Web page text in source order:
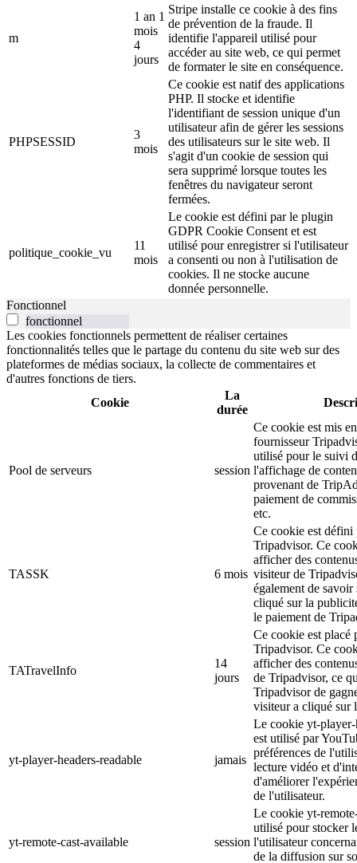
m
1 an 1
mois
4
jours
Stripe installe ce cookie à des fins
de prévention de la fraude. Il
identifie l'appareil utilisé pour
accéder au site web, ce qui permet
de formater le site en conséquence.
PHPSESSID
3
mois
Ce cookie est natif des applications
PHP. Il stocke et identifie
l'identifiant de session unique d'un
utilisateur afin de gérer les sessions
des utilisateurs sur le site web. Il
s'agit d'un cookie de session qui
sera supprimé lorsque toutes les
fenêtres du navigateur seront
fermées.
politique_cookie_vu
11
mois
Le cookie est défini par le plugin
GDPR Cookie Consent et est
utilisé pour enregistrer si l'utilisateur
a consenti ou non à l'utilisation de
cookies. Il ne stocke aucune
donnée personnelle.
Fonctionnel
fonctionnel
Les cookies fonctionnels permettent de réaliser certaines
fonctionnalités telles que le partage du contenu du site web sur des
plateformes de médias sociaux, la collecte de commentaires et
d'autres fonctions de tiers.
Cookie
La
durée
Pool de serveurs session
Ce cookie est mis
fournisseur
utilisé pour le suivi
l'affichage de
provenant de
paiement de
etc.
TASSK 6 mois
Ce cookie est défini
Tripadvisor. Ce
afficher des
visiteur de
également de
cliqué sur la
le paiement de
TATravelInfo
14
jours
Ce cookie est placé
Tripadvisor. Ce
afficher des
de Tripadvisor, ce
Tripadvisor de
visiteur a cliqué sur
yt-player-headers-readable jamais
Le cookie yt-player-
est utilisé par
préférences de
lecture vidéo et
d'améliorer
de l'utilisateur.
yt-remote-cast-available session
Le cookie yt-
utilisé pour stocker
l'utilisateur
de la diffusion sur